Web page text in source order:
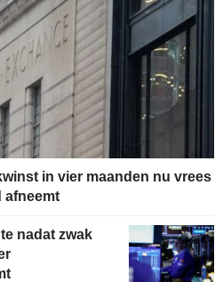
in vier maanden nu vrees
afneemt
nadat zwak